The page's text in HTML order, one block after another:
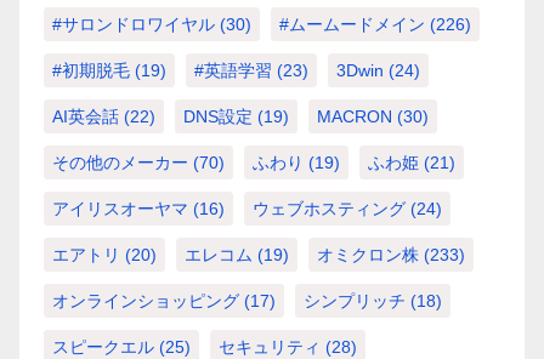
#サロンドロワイヤル (30) #ムームードメイン (226)
#初期脱毛 (19) #英語学習 (23) 3Dwin (24)
AI英会話 (22) DNS設定 (19) MACRON (30)
その他のメーカー (70) ふわり (19) ふわ姫 (21)
アイリスオーヤマ (16) ウェブホスティング (24)
エアトリ (20) エレコム (19) オミクロン株 (233)
オンラインショッピング (17) シンプリッチ (18)
スピークエル (25) セキュリティ (28)